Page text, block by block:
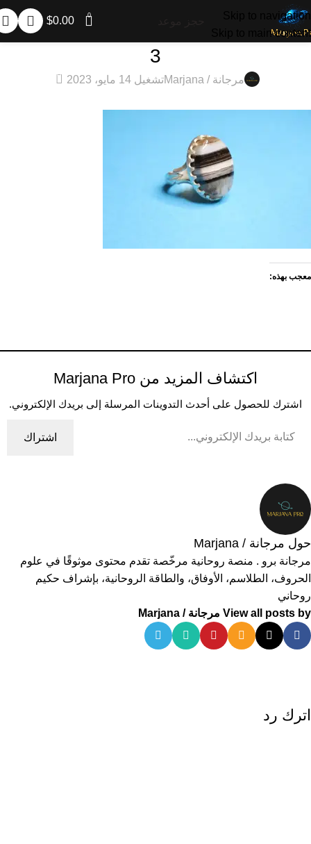
Skip to navigation
Skip to main content
0
$0.00
3
مرجانة / Marjana تشغيل 14 مايو، 2023 0
معجب بهذه:
اكتشاف المزيد من Marjana Pro
اشترك للحصول على أحدث التدوينات المرسلة إلى بريدك الإلكتروني.
اشتراك
حول مرجانة / Marjana
مرجانة برو . منصة روحانية مرخّصة تقدم محتوى موثوقًا في علوم
الحروف، الطلاسم، الأوفاق، والطاقة الروحانية، بإشراف حكيم
روحاني
View all posts by مرجانة / Marjana
اترك رد